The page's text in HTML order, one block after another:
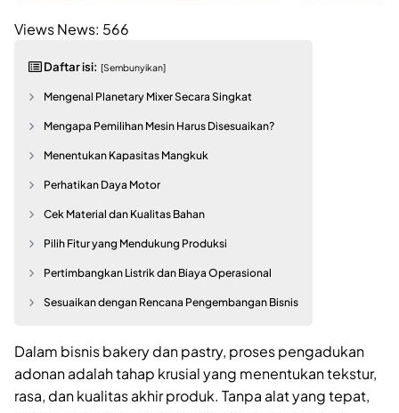
Views News: 566
Daftar isi: [Sembunyikan]
Mengenal Planetary Mixer Secara Singkat
Mengapa Pemilihan Mesin Harus Disesuaikan?
Menentukan Kapasitas Mangkuk
Perhatikan Daya Motor
Cek Material dan Kualitas Bahan
Pilih Fitur yang Mendukung Produksi
Pertimbangkan Listrik dan Biaya Operasional
Sesuaikan dengan Rencana Pengembangan Bisnis
Dalam bisnis bakery dan pastry, proses pengadukan
adonan adalah tahap krusial yang menentukan tekstur,
rasa, dan kualitas akhir produk. Tanpa alat yang tepat,